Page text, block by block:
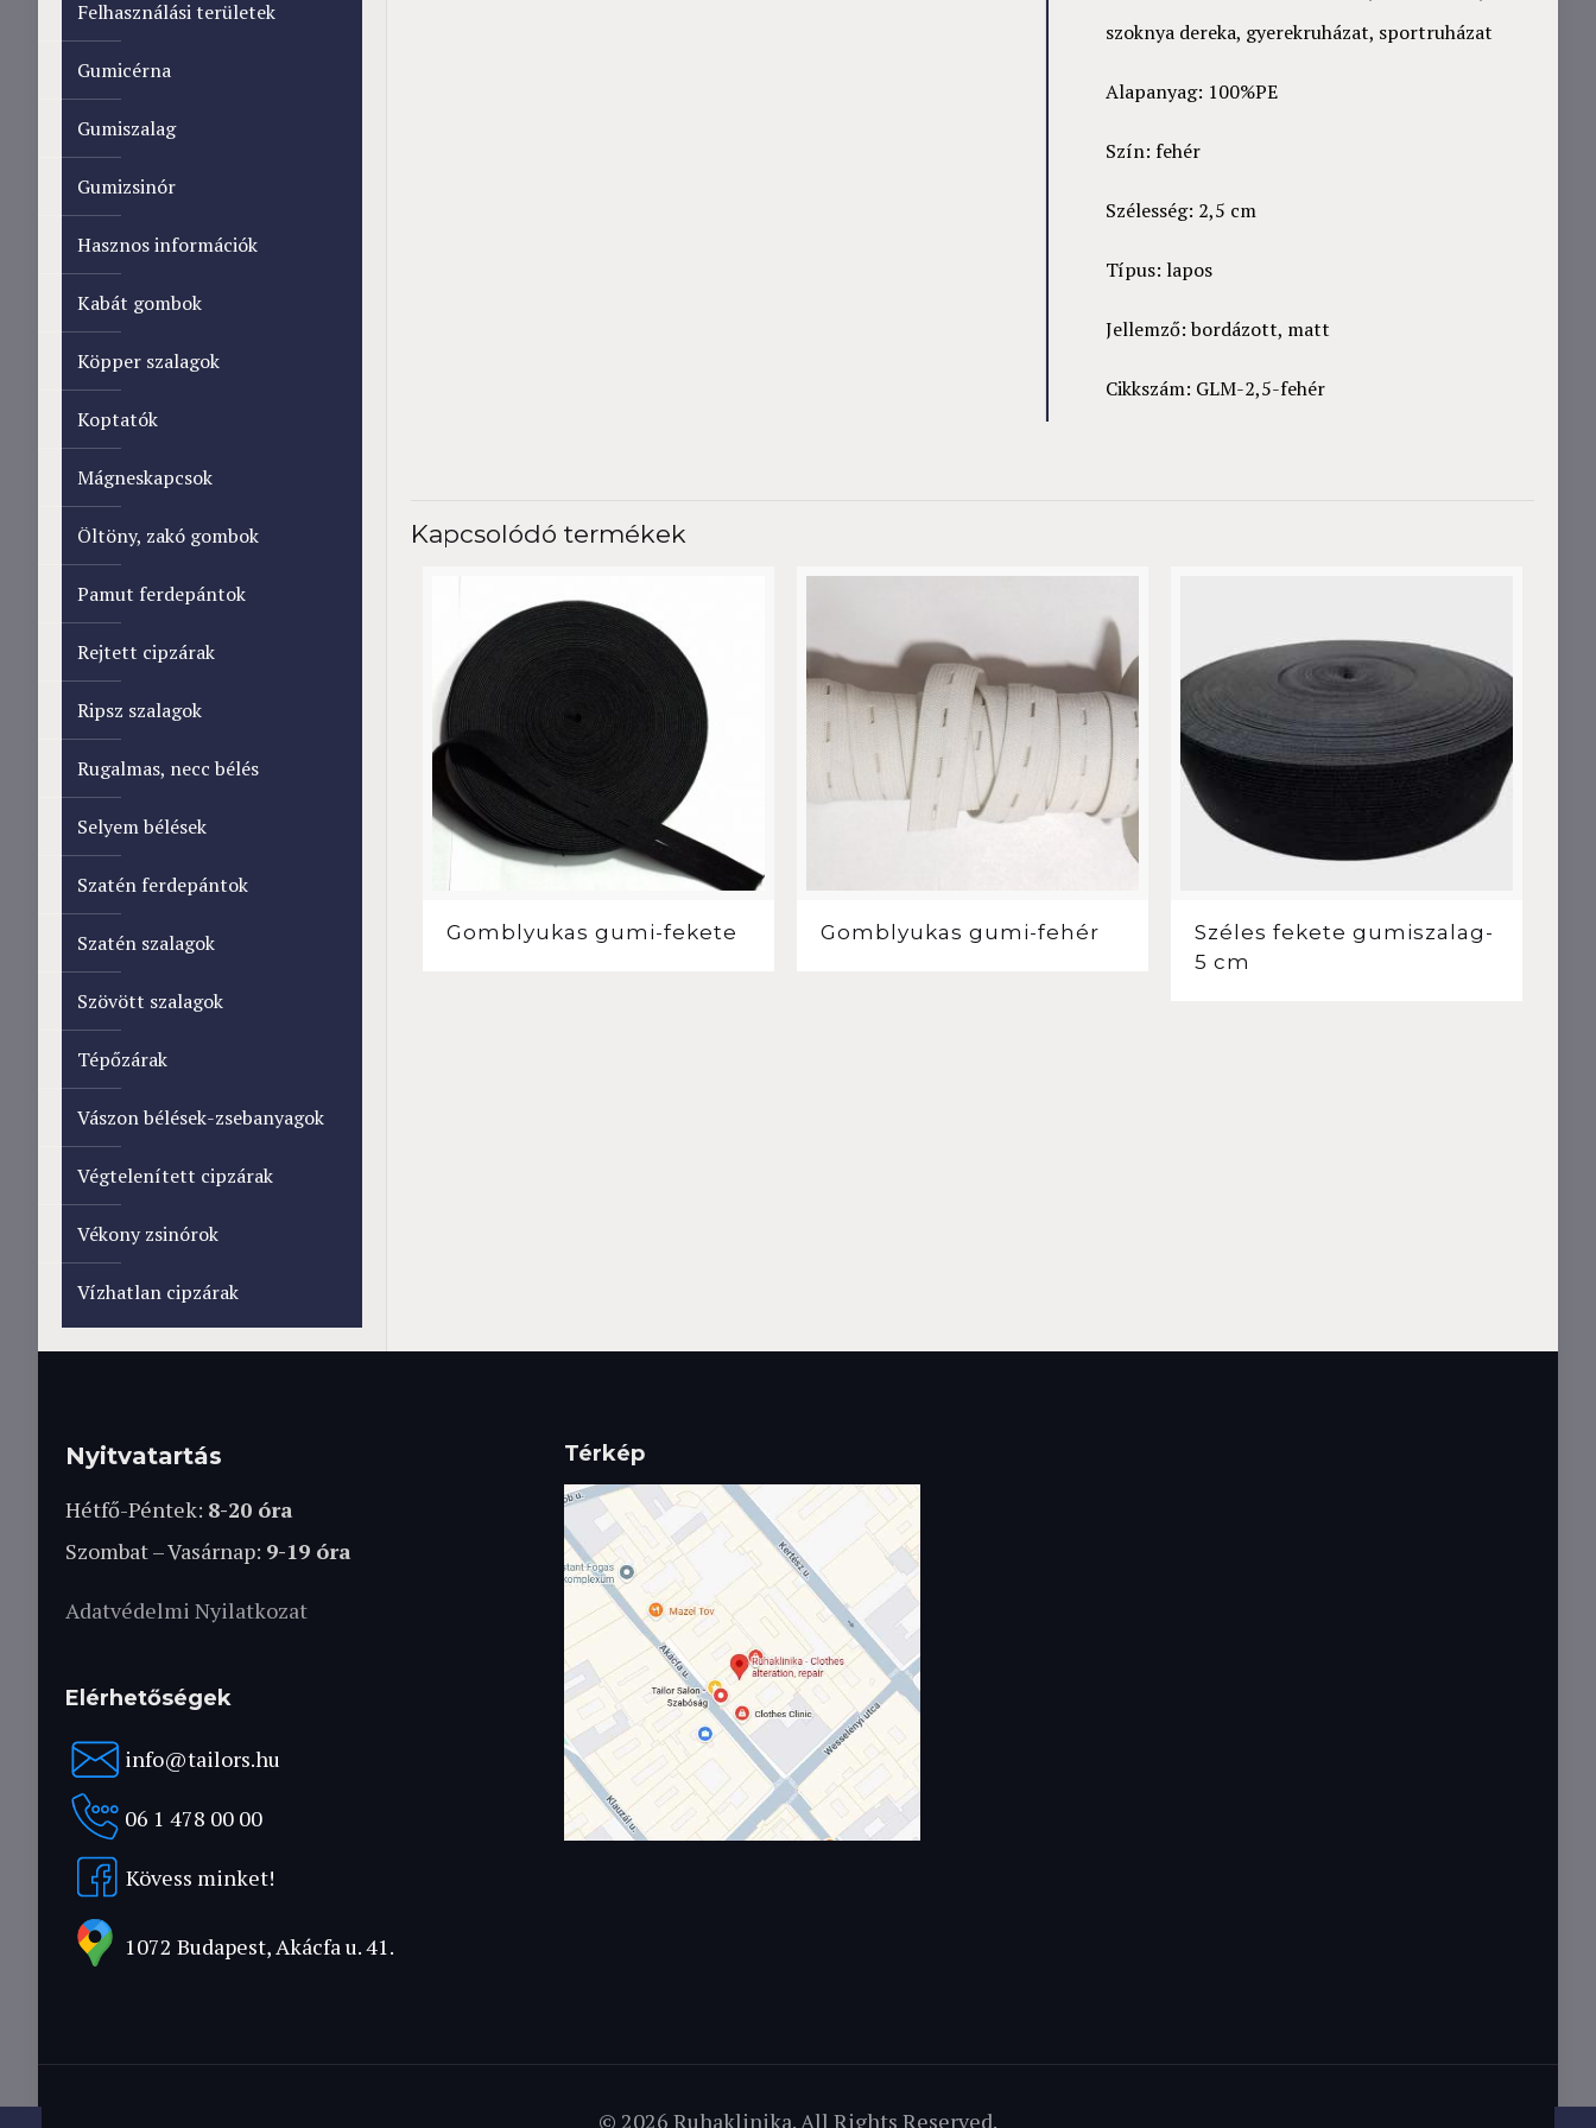
szoknya dereka, gyerekruházat, sportruházat
Alapanyag: 100%PE
Szín: fehér
Szélesség: 2,5 cm
Típus: lapos
Jellemző: bordázott, matt
Cikkszám: GLM-2,5-fehér
Kapcsolódó termékek
Gomblyukas gumi-fekete Gomblyukas gumi-fehér
Széles fekete gumiszalag-
5 cm
Felhasználási területek
Gumicérna
Gumiszalag
Gumizsinór
Hasznos információk
Kabát gombok
Köpper szalagok
Koptatók
Mágneskapcsok
Öltöny, zakó gombok
Pamut ferdepántok
Rejtett cipzárak
Ripsz szalagok
Rugalmas, necc bélés
Selyem bélések
Szatén ferdepántok
Szatén szalagok
Szövött szalagok
Tépőzárak
Vászon bélések-zsebanyagok
Végtelenített cipzárak
Vékony zsinórok
Vízhatlan cipzárak
Nyitvatartás
Hétfő-Péntek: 8-20 óra
Szombat – Vasárnap: 9-19 óra
Adatvédelmi Nyilatkozat
Elérhetőségek
info@tailors.hu
06 1 478 00 00
Kövess minket!
1072 Budapest, Akácfa u. 41.
Térkép
© 2026 Ruhaklinika. All Rights Reserved.